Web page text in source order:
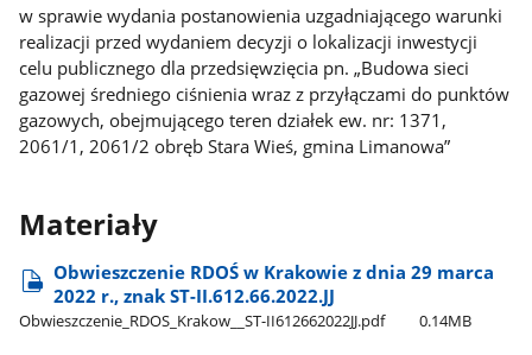
w sprawie wydania postanowienia uzgadniającego warunki
realizacji przed wydaniem decyzji o lokalizacji inwestycji
celu publicznego dla przedsięwzięcia pn. „Budowa sieci
gazowej średniego ciśnienia wraz z przyłączami do punktów
gazowych, obejmującego teren działek ew. nr: 1371,
2061/1, 2061/2 obręb Stara Wieś, gmina Limanowa”
Materiały
Obwieszczenie RDOŚ w Krakowie z dnia 29 marca
2022 r., znak ST-II.612.66.2022.JJ
Obwieszczenie​_RDOS​_Krakow​_​_ST-II612662022JJ.pdf 0.14MB